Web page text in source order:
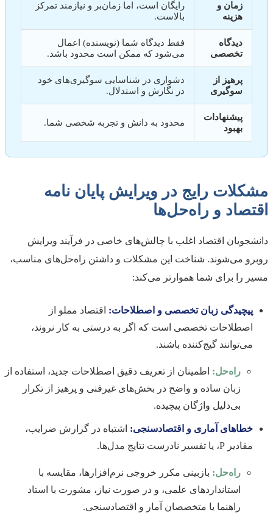
زمان و
هزینه
رایگان است، اما زمان‌بر و نیازمند تمرکز
بالاست.
دیدگاه
تخصصی
فقط دیدگاه شما (نویسنده) اعمال
می‌شود که ممکن است محدود باشد.
پرهیز از
سوگیری
دشواری در شناسایی سوگیری‌های خود
در نگارش و استدلال.
پیشنهادات
بهبود
محدود به دانش و تجربه شخصی شما.
مشکلات رایج در ویرایش پایان نامه
اقتصاد و راه‌حل‌ها
دانشجویان اقتصاد اغلب با چالش‌های خاصی در فرآیند ویرایش
روبرو می‌شوند. شناخت این مشکلات و داشتن راه‌حل‌های مناسب،
مسیر را برای شما هموارتر می‌کند:
پیچیدگی زبان تخصصی و اصطلاحات: اقتصاد مملو از
اصطلاحات تخصصی است که اگر به درستی به کار نروند،
می‌توانند گیج‌کننده باشند.
راه‌حل: اطمینان از تعریف دقیق اصطلاحات جدید، استفاده از
زبان ساده و واضح در بخش‌های غیرفنی و پرهیز از تکرار
بی‌دلیل واژگان پیچیده.
خطاهای آماری و اقتصادسنجی: اشتباه در گزارش ضرایب،
مقادیر P، یا تفسیر نادرست نتایج مدل‌ها.
راه‌حل: بازبینی مکرر خروجی نرم‌افزارها، مقایسه با
استانداردهای علمی، و در صورت نیاز، مشورت با استاد
راهنما یا متخصصان آمار و اقتصادسنجی.